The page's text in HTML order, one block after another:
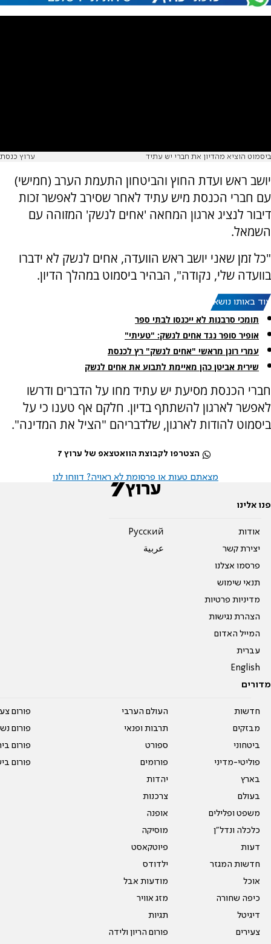
ביסמוט הוציא מהדיון את חברי יש עתיד ערוץ כנסת
יושב ראש ועדת החוץ והביטחון התעמת הערב (חמישי)
עם חברי הכנסת מיש עתיד לאחר שסירב לאפשר זכות
דיבור לנציג ארגון המחאה 'אחים לנשק' המזוהה עם
השמאל.
"כל זמן שאני יושב ראש הוועדה, אחים לנשק לא ידברו
בוועדה שלי, נקודה", הבהיר ביסמוט במהלך הדיון.
עוד באותו נושא:
תומכי סרבנות לא ייכנסו לבתי ספר
אופיר סופר נגד אחים לנשק: "טעיתי"
עמרי רונן מראשי "אחים לנשק" רץ לכנסת
שירית אביטן כהן מאיימת לתבוע את אחים לנשק
חברי הכנסת מסיעת יש עתיד מחו על הדברים ודרשו
לאפשר לארגון להשתתף בדיון. חלקם אף טענו כי על
ביסמוט להודות לארגון, שלדבריהם "הציל את המדינה".
הצטרפו לקבוצת הוואטצאפ של ערוץ 7
מצאתם טעות או פרסומת לא ראויה? דווחו לנו
פנו אלינו
אודות
יצירת קשר
פרסמו אצלנו
תנאי שימוש
מדיניות פרטיות
הצהרת נגישות
המייל האדום
עברית
English
Pусский
عربية
מדורים
חדשות
מבזקים
ביטחוני
פוליטי-מדיני
בארץ
בעולם
משפט ופלילים
כלכלה ונדל"ן
דעות
חדשות המגזר
אוכל
כיפה שחורה
דיגיטל
צעירים
העולם הערבי
תרבות ופנאי
ספורט
פורומים
יהדות
צרכנות
אופנה
מוסיקה
פיוטקאסט
ילדודס
מודעות אבל
מזג אוויר
תגיות
פורום הריון ולידה
פורום
פורום
פורום
פורום